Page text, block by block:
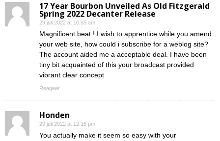
17 Year Bourbon Unveiled As Old Fitzgerald
Spring 2022 Decanter Release
29 juli 2022 at 10:55 am
Magnificent beat ! I wish to apprentice while you amend
your web site, how could i subscribe for a weblog site?
The account aided me a acceptable deal. I have been
tiny bit acquainted of this your broadcast provided
vibrant clear concept
Reageer
Honden
29 juli 2022 at 12:15 pm
You actually make it seem so easy with your